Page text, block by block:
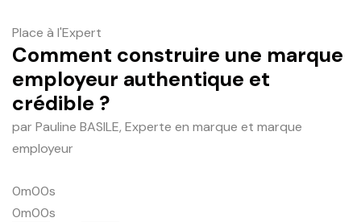
Place à l'Expert
Comment construire une marque
employeur authentique et
crédible ?
par Pauline BASILE, Experte en marque et marque
employeur
0m00s
0m00s